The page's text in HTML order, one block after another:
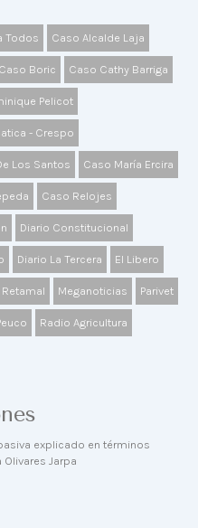
Todos Caso Alcalde Laja
Caso Boric Caso Cathy Barriga
Pelicot
- Crespo
Los Santos Caso María Ercira
Caso Relojes
Diario Constitucional
Diario La Tercera El Libero
Retamal Meganoticias Parivet
Radio Agricultura
explicado en términos
Jarpa